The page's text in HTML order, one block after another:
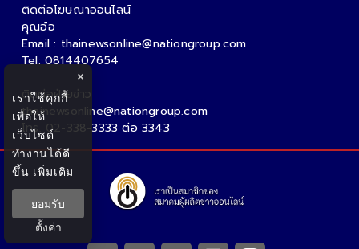
ติดต่อโฆษณาออนไลน์
คุณอ้อ
Email : thainewsonline@nationgroup.com
Tel: 0814407654
ติดต่อฝ่ายข่าว
thainewsonline@nationgroup.com
โทร. 02-338-3333 ต่อ 3343
×
เราใช้คุกกี้
เพื่อให้
เว็บไซต์
ทำงานได้ดี
ขึ้น เพิ่มเติม
ยอมรับ
ตั้งค่า